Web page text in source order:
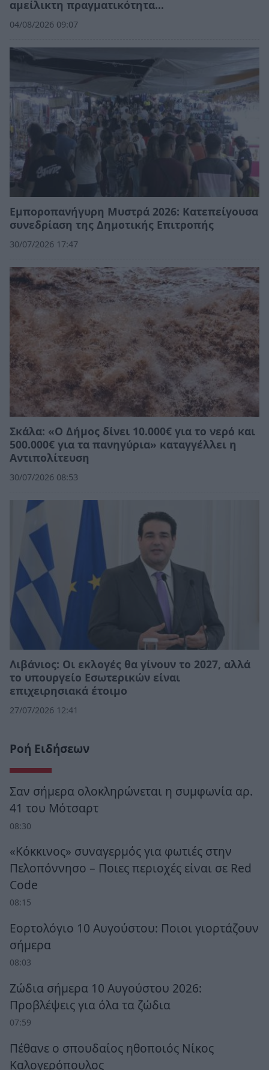
αμείλικτη πραγματικότητα…
04/08/2026 09:07
Εμποροπανήγυρη Μυστρά 2026: Κατεπείγουσα
συνεδρίαση της Δημοτικής Επιτροπής
30/07/2026 17:47
Σκάλα: «Ο Δήμος δίνει 10.000€ για το νερό και
500.000€ για τα πανηγύρια» καταγγέλλει η
Αντιπολίτευση
30/07/2026 08:53
Λιβάνιος: Οι εκλογές θα γίνουν το 2027, αλλά
το υπουργείο Εσωτερικών είναι
επιχειρησιακά έτοιμο
27/07/2026 12:41
Ροή Ειδήσεων
Σαν σήμερα ολοκληρώνεται η συμφωνία αρ.
41 του Μότσαρτ
08:30
«Κόκκινος» συναγερμός για φωτιές στην
Πελοπόννησο – Ποιες περιοχές είναι σε Red
Code
08:15
Εορτολόγιο 10 Αυγούστου: Ποιοι γιορτάζουν
σήμερα
08:03
Ζώδια σήμερα 10 Αυγούστου 2026:
Προβλέψεις για όλα τα ζώδια
07:59
Πέθανε ο σπουδαίος ηθοποιός Νίκος
Καλογερόπουλος